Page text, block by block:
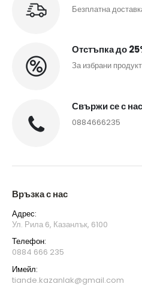
Безплатна
Отстъпка до
За избрани
Свържи се с нас
0884666235
Връзка с нас
Адрес:
Ул. Рила 6, Казанлък, 6100
Телефон:
0884 666 235
Имейл:
tiande.kazanlak@gmail.com